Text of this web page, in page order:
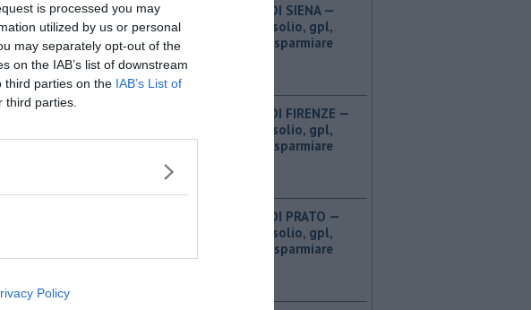
is processed you may
utilized by us or personal
may separately opt-out of the
on the IAB’s list of downstream
third parties on the IAB’s List of
parties.
Policy
ORE 12:57
realizzati
di
in vista
toscane”
PROVINCIA DI SIENA — ​
Benzina, gasolio, gpl,
ecco dove risparmiare
PROVINCIA DI FIRENZE — ​
Benzina, gasolio, gpl,
ecco dove risparmiare
PROVINCIA DI PRATO — ​
Benzina, gasolio, gpl,
ecco dove risparmiare